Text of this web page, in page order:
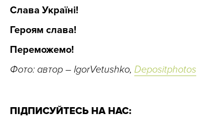
Слава Україні!
Героям слава!
Переможемо!
Фото: автор – IgorVetushko, Depositphotos
ПІДПИСУЙТЕСЬ НА НАС: